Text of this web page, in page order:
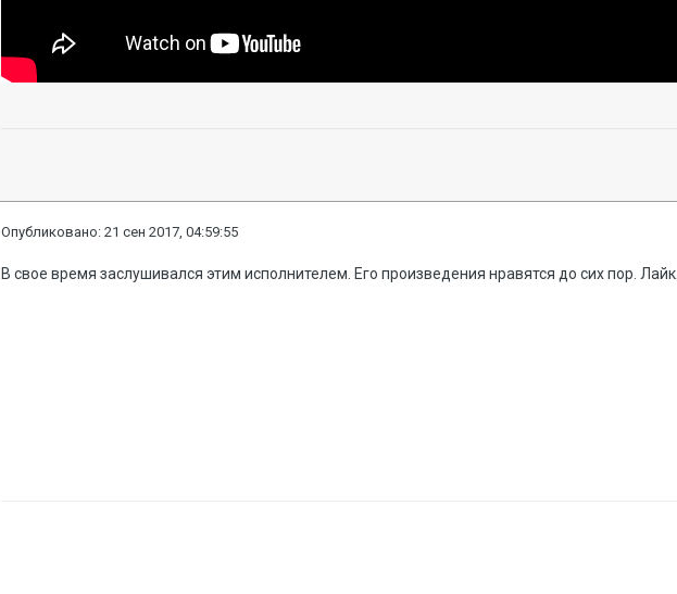
Опубликовано:21 сен 2017, 04:59:55
В свое время заслушивался этим исполнителем. Его произведения нравятся до сих пор. Лайк.